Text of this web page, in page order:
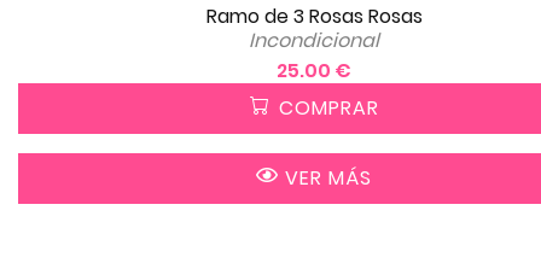
Ramo de 3 Rosas Rosas
Incondicional
25.00 €
COMPRAR
VER MÁS